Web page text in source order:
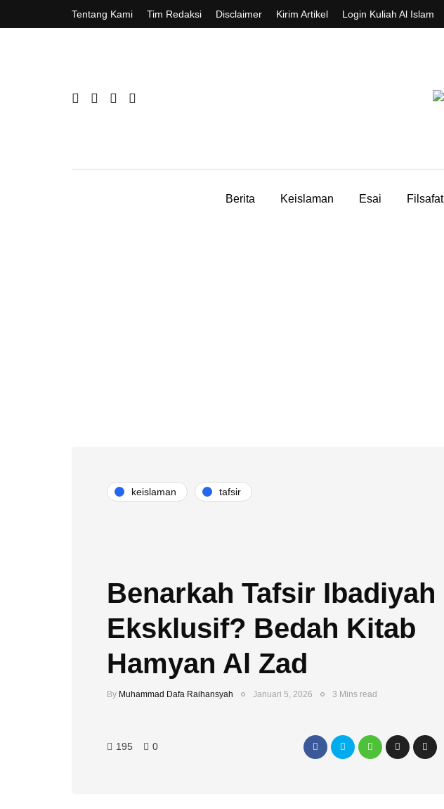
Tentang Kami Tim Redaksi Disclaimer Kirim Artikel Login Kuliah Al Islam
Berita Keislaman Esai Filsafat
keislaman tafsir
Benarkah Tafsir Ibadiyah
Eksklusif? Bedah Kitab
Hamyan Al Zad
By Muhammad Dafa Raihansyah Januari 5, 2026 3 Mins read
195 0